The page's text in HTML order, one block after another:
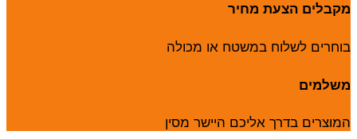
מקבלים הצעת מחיר
בוחרים לשלוח במשטח או מכולה
משלמים
המוצרים בדרך אליכם היישר מסין